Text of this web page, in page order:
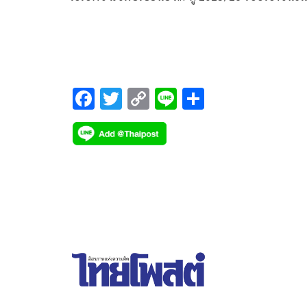
19.15 น.
F
ac
e
T
wi
tt
C
o
p
Li